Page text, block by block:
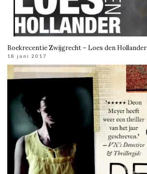
Boekrecentie Zwijgrecht – Loes den Hollander
18 juni 2017